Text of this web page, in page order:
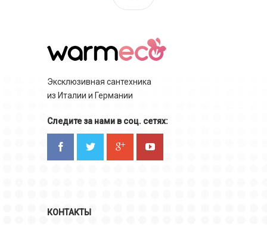
Эксклюзивная сантехника
из Италии и Германии
Следите за нами в соц. сетях:
КОНТАКТЫ